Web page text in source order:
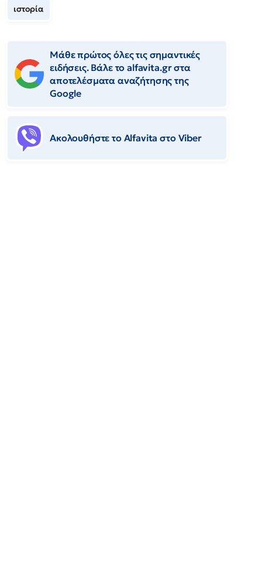
ιστορία
Μάθε πρώτος όλες τις σημαντικές
ειδήσεις. Βάλε το alfavita.gr στα
αποτελέσματα αναζήτησης της
Google
Ακολουθήστε το Αlfavita στο Viber